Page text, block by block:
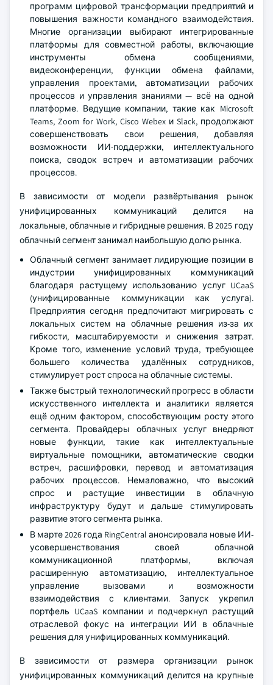
программ цифровой трансформации предприятий и
повышения важности командного взаимодействия.
Многие организации выбирают интегрированные
платформы для совместной работы, включающие
инструменты обмена сообщениями,
видеоконференции, функции обмена файлами,
управления проектами, автоматизации рабочих
процессов и управления знаниями — всё на одной
платформе. Ведущие компании, такие как Microsoft
Teams, Zoom for Work, Cisco Webex и Slack, продолжают
совершенствовать свои решения, добавляя
возможности ИИ-поддержки, интеллектуального
поиска, сводок встреч и автоматизации рабочих
процессов.
В зависимости от модели развёртывания рынок
унифицированных коммуникаций делится на
локальные, облачные и гибридные решения. В 2025 году
облачный сегмент занимал наибольшую долю рынка.
Облачный сегмент занимает лидирующие позиции в
индустрии унифицированных коммуникаций
благодаря растущему использованию услуг UCaaS
(унифицированные коммуникации как услуга).
Предприятия сегодня предпочитают мигрировать с
локальных систем на облачные решения из-за их
гибкости, масштабируемости и снижения затрат.
Кроме того, изменение условий труда, требующее
большего количества удалённых сотрудников,
стимулирует рост спроса на облачные системы.
Также быстрый технологический прогресс в области
искусственного интеллекта и аналитики является
ещё одним фактором, способствующим росту этого
сегмента. Провайдеры облачных услуг внедряют
новые функции, такие как интеллектуальные
виртуальные помощники, автоматические сводки
встреч, расшифровки, перевод и автоматизация
рабочих процессов. Немаловажно, что высокий
спрос и растущие инвестиции в облачную
инфраструктуру будут и дальше стимулировать
развитие этого сегмента рынка.
В марте 2026 года RingCentral анонсировала новые ИИ-
усовершенствования своей облачной
коммуникационной платформы, включая
расширенную автоматизацию, интеллектуальное
управление вызовами и возможности
взаимодействия с клиентами. Запуск укрепил
портфель UCaaS компании и подчеркнул растущий
отраслевой фокус на интеграции ИИ в облачные
решения для унифицированных коммуникаций.
В зависимости от размера организации рынок
унифицированных коммуникаций делится на крупные